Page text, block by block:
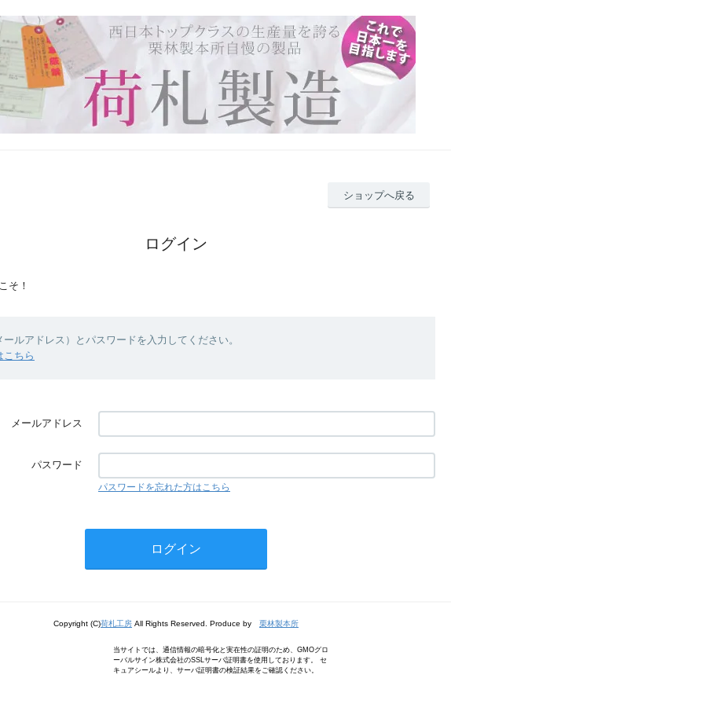
ショップへ戻る
ログイン
そ！
ールアドレス）とパスワードを入力してください。
こちら
メールアドレス
パスワード
パスワードを忘れた方はこちら
Copyright (C)荷札工房 All Rights Reserved. Produce by 栗林製本所
当サイトでは、通信情報の暗号化と実在性の証明のため、GMOグロ
ーバルサイン株式会社のSSLサーバ証明書を使用しております。 セ
キュアシールより、サーバ証明書の検証結果をご確認ください。